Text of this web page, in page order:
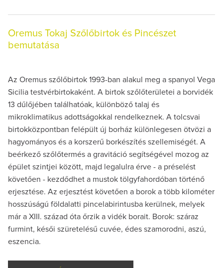
Oremus Tokaj Szőlőbirtok és Pincészet
bemutatása
Az Oremus szőlőbirtok 1993-ban alakul meg a spanyol Vega
Sicilia testvérbirtokaként. A birtok szőlőterületei a borvidék
13 dűlőjében találhatóak, különböző talaj és
mikroklimatikus adottságokkal rendelkeznek. A tolcsvai
birtokközpontban felépült új borház különlegesen ötvözi a
hagyományos és a korszerű borkészítés szellemiségét. A
beérkező szőlőtermés a gravitáció segítségével mozog az
épület szintjei között, majd legalulra érve - a préselést
követően - kezdődhet a mustok tölgyfahordóban történő
erjesztése. Az erjesztést követően a borok a több kilométer
hosszúságú földalatti pincelabirintusba kerülnek, melyek
már a XIII. század óta őrzik a vidék borait. Borok: száraz
furmint, késői szüretelésű cuvée, édes szamorodni, aszú,
eszencia.